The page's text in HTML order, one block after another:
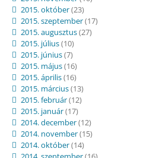
2015. október(23)
2015. szeptember(17)
2015. augusztus(27)
2015. július(10)
2015. június(7)
2015. május(16)
2015. április(16)
2015. március(13)
2015. február(12)
2015. január(17)
2014. december(12)
2014. november(15)
2014. október(14)